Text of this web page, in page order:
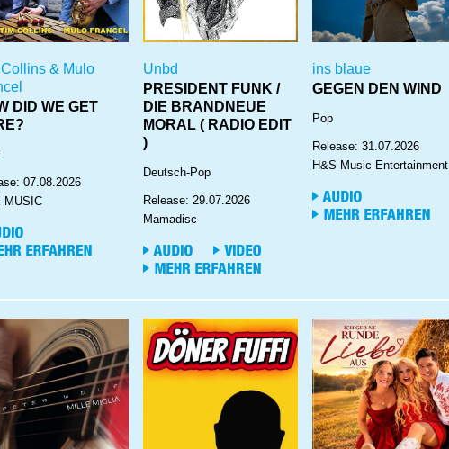
& Mulo
DID WE GET
07.08.2026
MUSIC
Unbd
PRESIDENT FUNK /
DIE BRANDNEUE
MORAL ( RADIO EDIT
)
Deutsch-Pop
Release: 29.07.2026
Mamadisc
ins blaue
GEGEN DEN WIND
Pop
Release: 31.07.2026
H&S Music Entertainment